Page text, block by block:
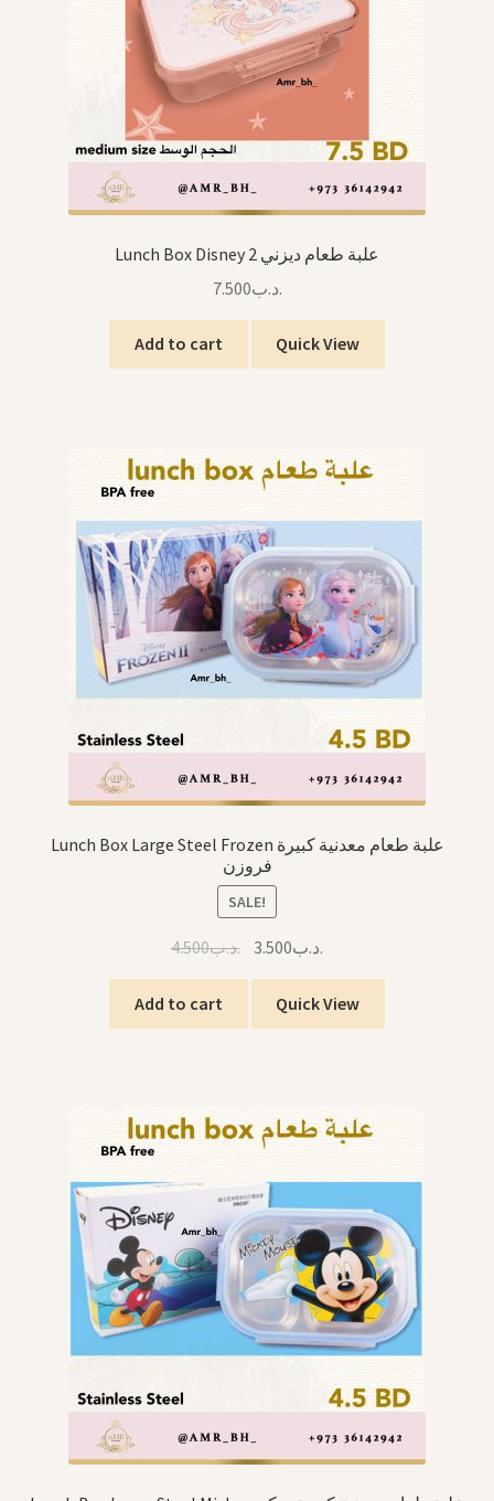
Lunch Box Disney 2 علبة طعام ديزني
.د.ب7.500
Add to cart Quick View
Lunch Box Large Steel Frozen علبة طعام معدنية كبيرة
فروزن
SALE!
.د.ب4.500
Original
.د.ب4.500.
.د.ب3.500
is:
Add to cart Quick View